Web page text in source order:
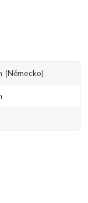
(Německo)